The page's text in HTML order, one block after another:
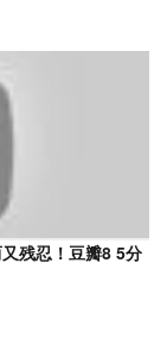
残忍！豆瓣8 5分